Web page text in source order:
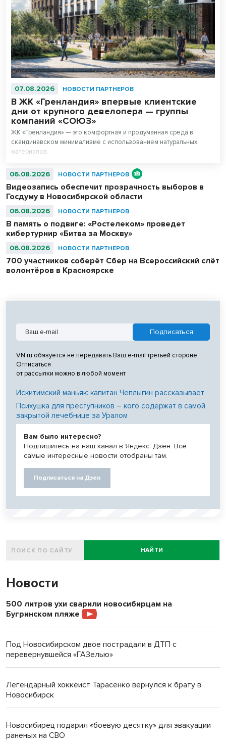
07.08.2026 НОВОСТИ ПАРТНЕРОВ
В ЖК «Гренландия» впервые клиентские
дни от крупного девелопера — группы
компаний «СОЮЗ»
ЖК «Гренландия» — это комфортная и продуманная среда в
скандинавском минимализме с использованием натуральных
материалов.
06.08.2026 НОВОСТИ ПАРТНЕРОВ
Видеозапись обеспечит прозрачность выборов в
Госдуму в Новосибирской области
06.08.2026 НОВОСТИ ПАРТНЕРОВ
В память о подвиге: «Ростелеком» проведет
кибертурнир «Битва за Москву»
06.08.2026 НОВОСТИ ПАРТНЕРОВ
700 участников соберёт Сбер на Всероссийский слёт
волонтёров в Красноярске
VN.ru обязуется не передавать Ваш e-mail третьей стороне.
Отписаться
от рассылки можно в любой момент
Искитимский маньяк: капитан Чеплыгин рассказывает
Психушка для преступников – кого содержат в самой
закрытой лечебнице за Уралом
Вам было интересно?
Подпишитесь на наш канал в Яндекс. Дзен. Все
самые интересные новости отобраны там.
Подписаться на Дзен
НАЙТИ
Новости
500 литров ухи сварили новосибирцам на
Бугринском пляже
Под Новосибирском двое пострадали в ДТП с
перевернувшейся «ГАЗелью»
Легендарный хоккеист Тарасенко вернулся к брату в
Новосибирск
Новосибирец подарил «боевую десятку» для эвакуации
раненых на СВО